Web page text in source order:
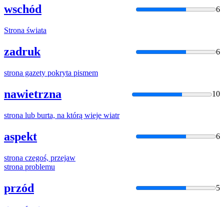
wschód 6
Strona świata
zadruk 6
strona gazety pokryta pismem
nawietrzna 10
strona lub burta, na którą wieje wiatr
aspekt 6
strona czegoś, przejaw
strona problemu
przód 5